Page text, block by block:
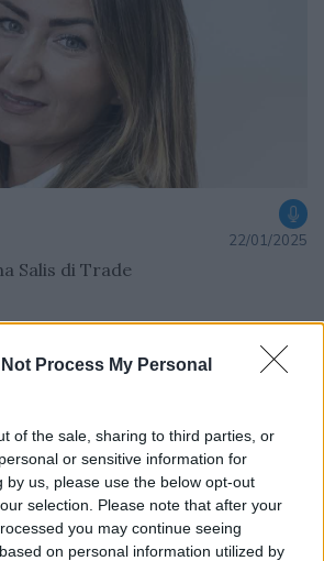
Not Process My Personal
of the sale, sharing to third parties, or
or sensitive information for
by us, please use the below opt-out
selection. Please note that after your
you may continue seeing
on personal information utilized by
22/01/2025
Salis di Trade
INIZIATIVE EDITORIALI
a disposizione della
tua azienda